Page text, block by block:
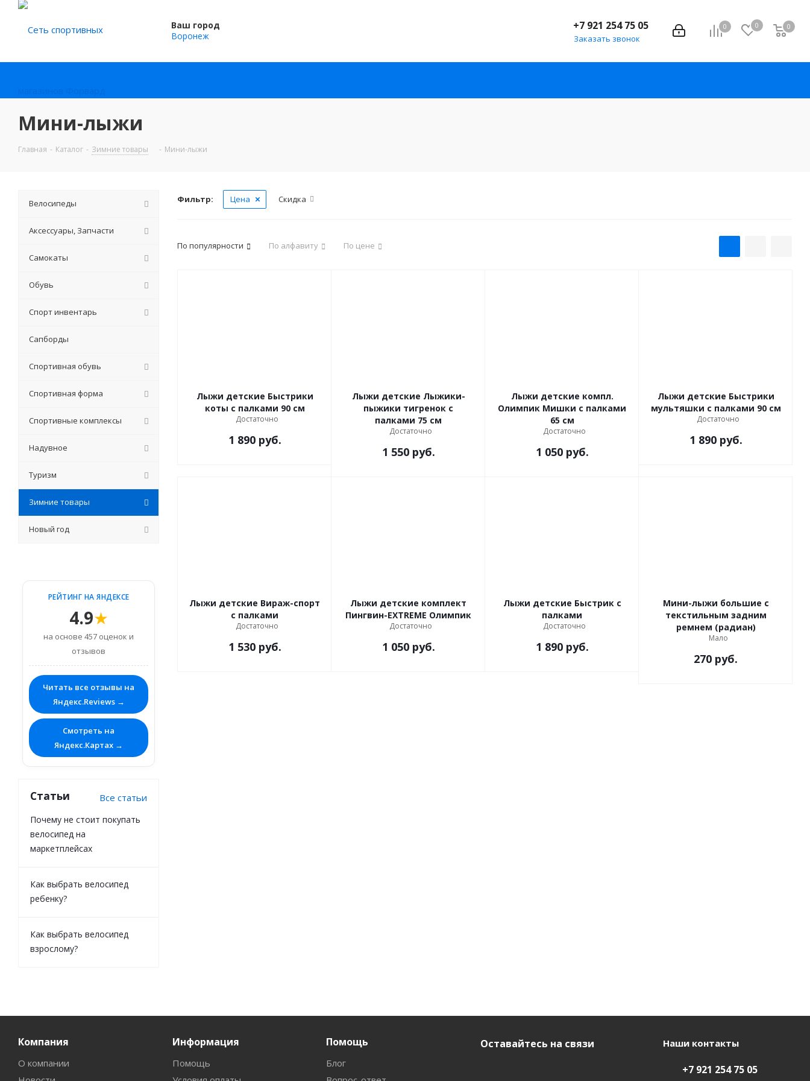
Ваш город
Воронеж
0 0 0
+7 921 254 75 05
Заказать звонок
Мини-лыжи
Главная - Каталог - Зимние товары - Мини-лыжи
Фильтр: Цена Скидка
По популярности По алфавиту По цене
Лыжи детские Быстрики
коты с палками 90 см
Достаточно
1 890руб.
Лыжи детские Лыжики-
пыжики тигренок с
палками 75 см
Достаточно
1 550руб.
Лыжи детские компл.
Олимпик Мишки с палками
65 см
Достаточно
1 050руб.
Лыжи детские Быстрики
мультяшки с палками 90 см
Достаточно
1 890руб.
Лыжи детские Вираж-спорт
с палками
Достаточно
1 530руб.
Лыжи детские комплект
Пингвин-EXTREME Олимпик
Достаточно
1 050руб.
Лыжи детские Быстрик с
палками
Достаточно
1 890руб.
Мини-лыжи большие с
текстильным задним
ремнем (радиан)
Мало
270 руб.
Велосипеды
Аксессуары, Запчасти
Самокаты
Обувь
Спорт инвентарь
Сапборды
Спортивная обувь
Спортивная форма
Спортивные комплексы
Надувное
Туризм
Зимние товары
Новый год
РЕЙТИНГ НА ЯНДЕКСЕ
4.9★
на основе 457 оценок и
отзывов
Читать все отзывы на
Яндекс.Reviews →
Смотреть на
Яндекс.Картах →
Статьи Все статьи
Почему не стоит покупать
велосипед на
маркетплейсах
Как выбрать велосипед
ребенку?
Как выбрать велосипед
взрослому?
Компания
О компании
Информация
Помощь
Помощь
Блог
Оставайтесь на связи Наши контакты
+7 921 254 75 05